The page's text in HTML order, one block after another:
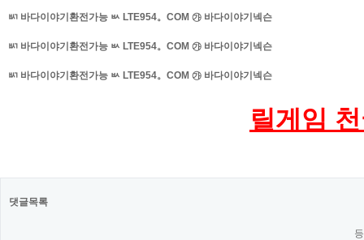
ㅴ 바다이야기환전가능 ㅄ LTE954。COM ㉮ 바다이야기넥슨
ㅴ 바다이야기환전가능 ㅄ LTE954。COM ㉮ 바다이야기넥슨
ㅴ 바다이야기환전가능 ㅄ LTE954。COM ㉮ 바다이야기넥슨
릴게임
댓글목록